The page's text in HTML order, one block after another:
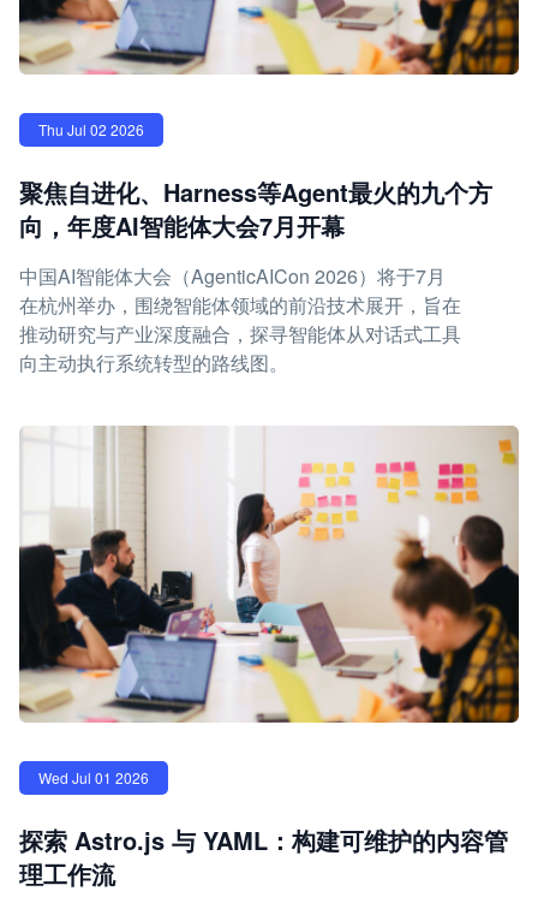
Thu Jul 02 2026
聚焦自进化、Harness等Agent最火的九个方
向，年度AI智能体大会7月开幕
中国AI智能体大会（AgenticAICon 2026）将于7月
在杭州举办，围绕智能体领域的前沿技术展开，旨在
推动研究与产业深度融合，探寻智能体从对话式工具
向主动执行系统转型的路线图。
Wed Jul 01 2026
探索 Astro.js 与 YAML：构建可维护的内容管
理工作流